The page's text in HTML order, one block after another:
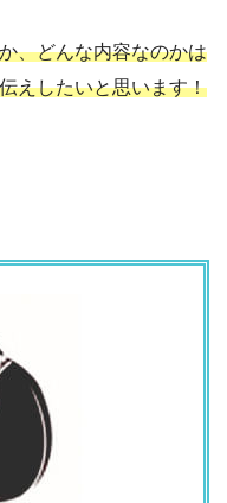
、どんな内容なのかは
えしたいと思います！